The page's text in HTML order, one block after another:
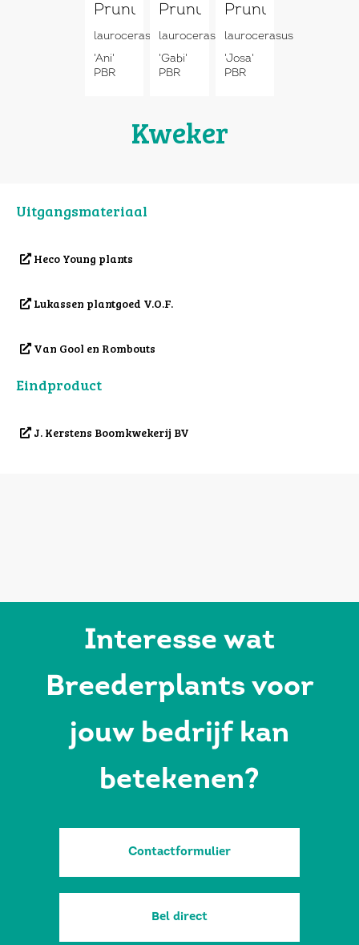
Prunus
laurocerasus
'Ani'
PBR
Prunus
laurocerasus
'Gabi'
PBR
Prunus
laurocerasus
'Josa'
PBR
Kweker
Uitgangsmateriaal
Heco Young plants
Lukassen plantgoed V.O.F.
Van Gool en Rombouts
Eindproduct
J. Kerstens Boomkwekerij BV
Interesse wat
Breederplants voor
jouw bedrijf kan
betekenen?
Contactformulier
Bel direct